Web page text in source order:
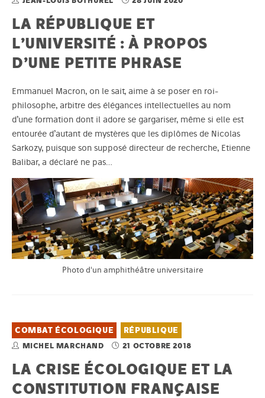
LA RÉPUBLIQUE ET
L’UNIVERSITÉ : À PROPOS
D’UNE PETITE PHRASE
Emmanuel Macron, on le sait, aime à se poser en roi-
philosophe, arbitre des élégances intellectuelles au nom
d’une formation dont il adore se gargariser, même si elle est
entourée d’autant de mystères que les diplômes de Nicolas
Sarkozy, puisque son supposé directeur de recherche, Etienne
Balibar, a déclaré ne pas…
Photo d'un amphithéâtre universitaire
COMBAT ÉCOLOGIQUE RÉPUBLIQUE
MICHEL MARCHAND 21 OCTOBRE 2018
LA CRISE ÉCOLOGIQUE ET LA
CONSTITUTION FRANÇAISE